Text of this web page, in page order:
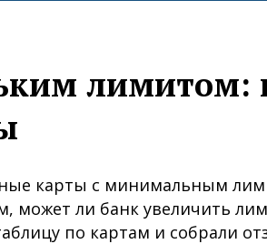
лимитом:
карты с минимальным
может ли банк увеличить
по картам и собрали